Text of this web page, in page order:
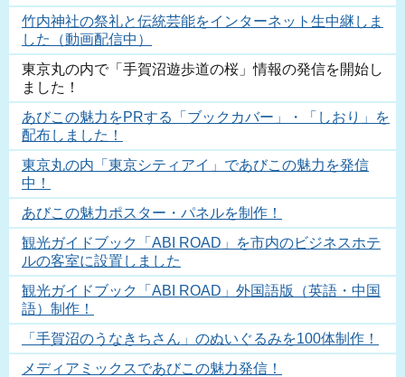
竹内神社の祭礼と伝統芸能をインターネット生中継しま
した（動画配信中）
東京丸の内で「手賀沼遊歩道の桜」情報の発信を開始し
ました！
あびこの魅力をPRする「ブックカバー」・「しおり」を
配布しました！
東京丸の内「東京シティアイ」であびこの魅力を発信
中！
あびこの魅力ポスター・パネルを制作！
観光ガイドブック「ABI ROAD」を市内のビジネスホテ
ルの客室に設置しました
観光ガイドブック「ABI ROAD」外国語版（英語・中国
語）制作！
「手賀沼のうなきちさん」のぬいぐるみを100体制作！
メディアミックスであびこの魅力発信！